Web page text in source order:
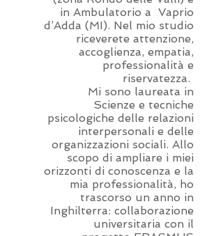
in Ambulatorio a Vaprio
d’Adda (MI). Nel mio studio
riceverete attenzione,
accoglienza, empatia,
professionalità e
riservatezza.
Mi sono laureata in
Scienze e tecniche
psicologiche delle relazioni
interpersonali e delle
organizzazioni sociali. Allo
scopo di ampliare i miei
orizzonti di conoscenza e la
mia professionalità, ho
trascorso un anno in
Inghilterra: collaborazione
universitaria con il